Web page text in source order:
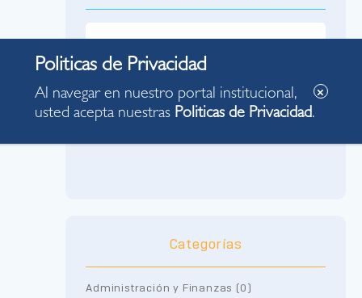
Categorías
Administración y Finanzas (0)
Al navegar en nuestro portal institucional,
usted acepta nuestras Politicas de Privacidad.